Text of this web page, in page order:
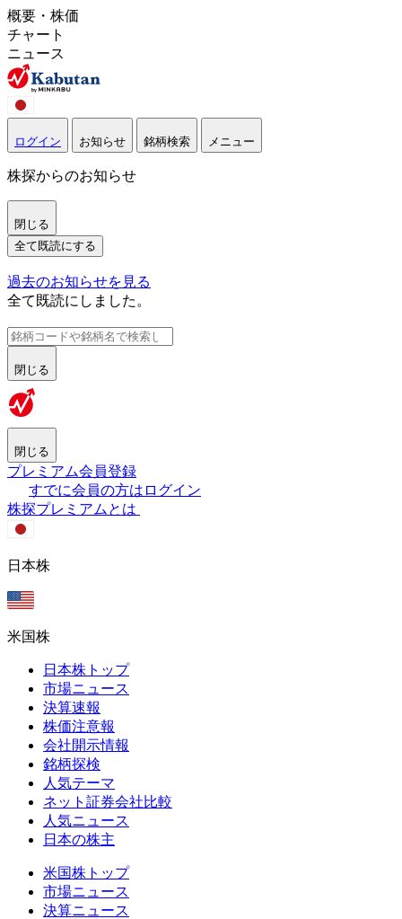
概要・株価
チャート
ニュース
ログイン お知らせ 銘柄検索 メニュー
株探からのお知らせ
閉じる
全て既読にする
過去のお知らせを見る
全て既読にしました。
閉じる
閉じる
プレミアム会員登録
すでに会員の方はログイン
株探プレミアムとは
日本株
米国株
日本株トップ
市場ニュース
決算速報
株価注意報
会社開示情報
銘柄探検
人気テーマ
ネット証券会社比較
人気ニュース
日本の株主
米国株トップ
市場ニュース
決算ニュース